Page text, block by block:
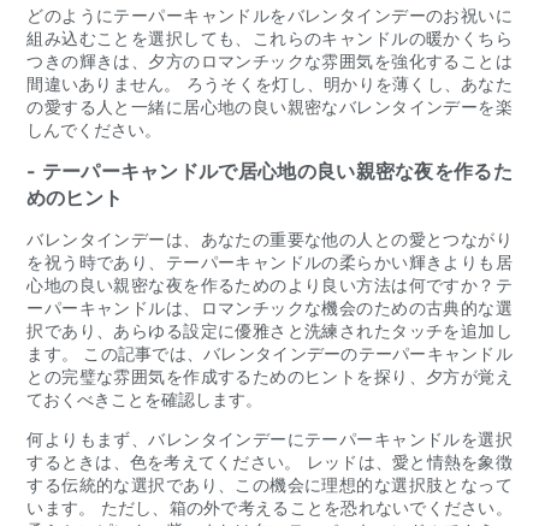
どのようにテーパーキャンドルをバレンタインデーのお祝いに
組み込むことを選択しても、これらのキャンドルの暖かくちら
つきの輝きは、夕方のロマンチックな雰囲気を強化することは
間違いありません。 ろうそくを灯し、明かりを薄くし、あなた
の愛する人と一緒に居心地の良い親密なバレンタインデーを楽
しんでください。
- テーパーキャンドルで居心地の良い親密な夜を作るた
めのヒント
バレンタインデーは、あなたの重要な他の人との愛とつながり
を祝う時であり、テーパーキャンドルの柔らかい輝きよりも居
心地の良い親密な夜を作るためのより良い方法は何ですか？テ
ーパーキャンドルは、ロマンチックな機会のための古典的な選
択であり、あらゆる設定に優雅さと洗練されたタッチを追加し
ます。 この記事では、バレンタインデーのテーパーキャンドル
との完璧な雰囲気を作成するためのヒントを探り、夕方が覚え
ておくべきことを確認します。
何よりもまず、バレンタインデーにテーパーキャンドルを選択
するときは、色を考えてください。 レッドは、愛と情熱を象徴
する伝統的な選択であり、この機会に理想的な選択肢となって
います。 ただし、箱の外で考えることを恐れないでください。